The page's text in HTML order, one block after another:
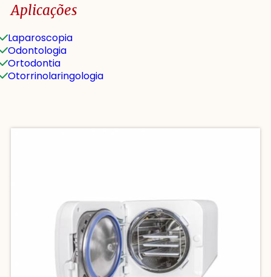
Aplicações
Laparoscopia
Odontologia
Ortodontia
Otorrinolaringologia